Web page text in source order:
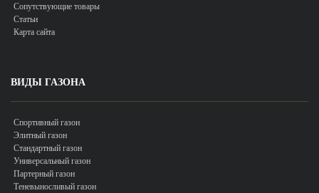
Сопутствующие товары
Статьи
Карта сайта
ВИДЫ ГАЗОНА
Спортивный газон
Элитный газон
Стандартный газон
Универсальный газон
Партерный газон
Теневыносливый газон